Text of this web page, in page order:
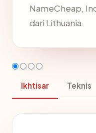
NameCheap,
dari Lithuania.
Ikhtisar Teknis